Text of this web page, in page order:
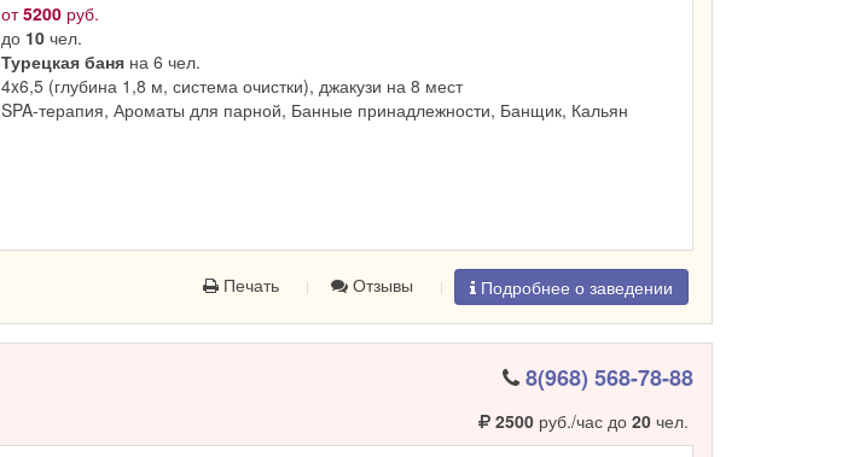
от5200 руб.
до 10 чел.
Турецкая баня на 6 чел.
4x6,5 (глубина 1,8 м, система очистки), джакузи на 8 мест
SPA-терапия, Ароматы для парной, Банные принадлежности, Банщик, Кальян
Печать Отзывы Подробнее о заведении
8(968) 568-78-88
2500руб./час до 20чел.